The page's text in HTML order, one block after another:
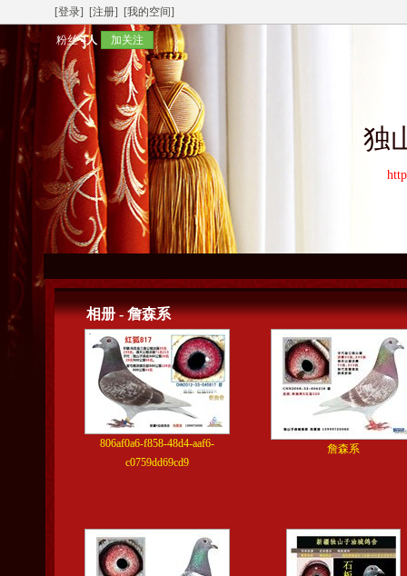
[登录] [注册] [我的空间]
粉丝4人 加关注
独
相册 - 詹森系
806af0a6-f858-48d4-aaf6-
c0759dd69cd9
詹森系